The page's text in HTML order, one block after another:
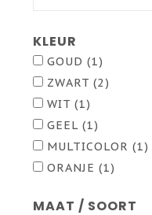
KLEUR
GOUD (1)
ZWART (2)
WIT (1)
GEEL (1)
MULTICOLOR (1)
ORANJE (1)
MAAT / SOORT